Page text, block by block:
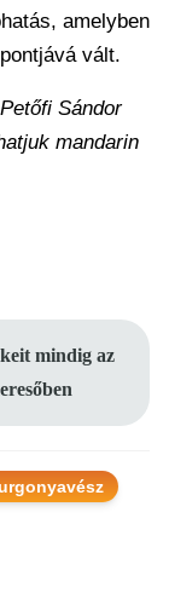
amelyben
vált.
Sándor
mandarin
mindig az